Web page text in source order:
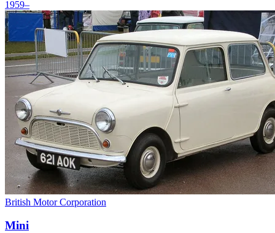
1959–
British Motor Corporation
Mini